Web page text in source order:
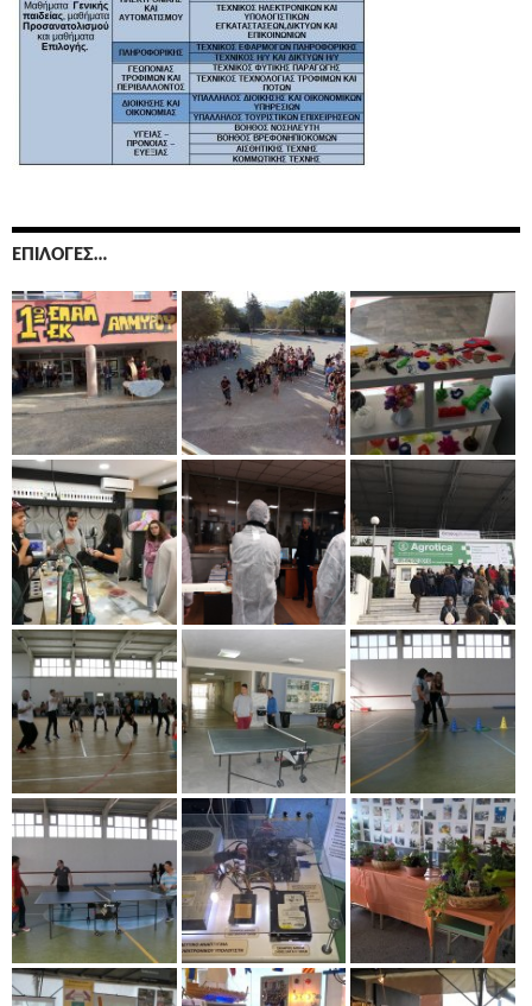
ΕΠΙΛΟΓΈΣ…